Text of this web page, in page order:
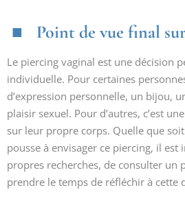
Point de vue final
Le piercing vaginal est une décision
individuelle. Pour certaines
d’expression personnelle, un bijou,
plaisir sexuel. Pour d’autres, c’est
sur leur propre corps. Quelle que
pousse à envisager ce piercing, il
propres recherches, de consulter un
prendre le temps de réfléchir à cette